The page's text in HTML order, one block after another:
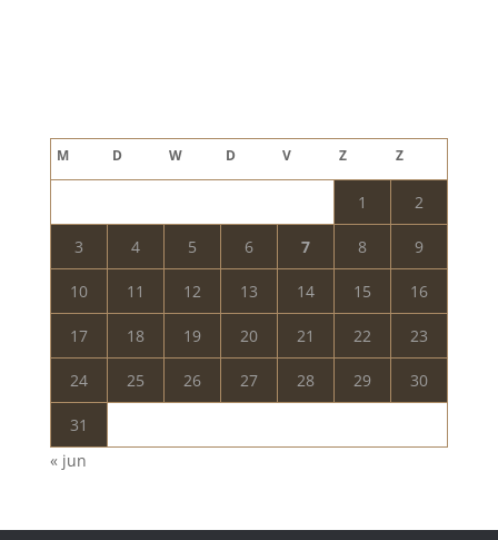
M D W D V Z Z
1 2
3 4 5 6 7 8 9
10 11 12 13 14 15 16
17 18 19 20 21 22 23
24 25 26 27 28 29 30
31
« jun